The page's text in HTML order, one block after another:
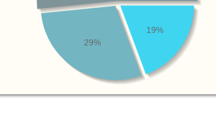
19%
29%